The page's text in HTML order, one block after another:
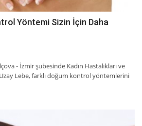
Yöntemi Sizin İçin Daha
- İzmir şubesinde Kadın Hastalıkları ve
Lebe, farklı doğum kontrol yöntemlerini